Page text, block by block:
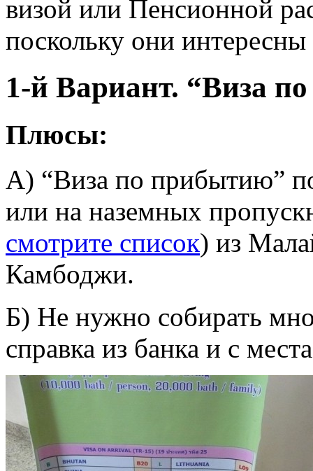
визой или Пенсионной
поскольку они
1-й Вариант. “Виза
Плюсы:
А) “Виза по прибытию”
или на наземных
смотрите список) из
Камбоджи.
Б) Не нужно собирать
справка из банка и с